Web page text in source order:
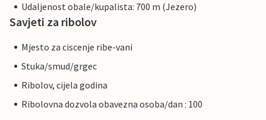
Udaljenost obale/kupalista: 700 m (Jezero)
Savjeti za ribolov
Mjesto za ciscenje ribe-vani
Stuka/smud/grgec
Ribolov, cijela godina
Ribolovna dozvola obavezna osoba/dan : 100